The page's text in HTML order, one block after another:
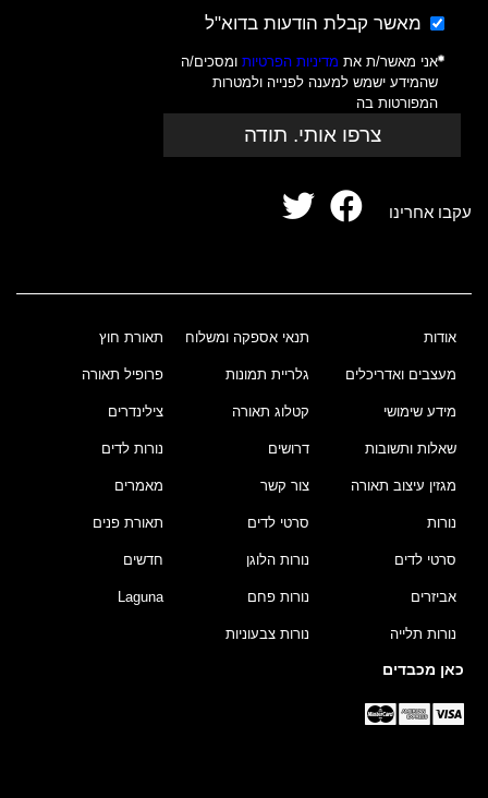
מאשר קבלת הודעות בדוא"ל
אני מאשר/ת את מדיניות הפרטיותומסכים/ה
שהמידע ישמש למענה לפנייה ולמטרות
המפורטות בה
צרפו אותי. תודה
עקבו אחרינו
אודות
מעצבים ואדריכלים
מידע שימושי
שאלות ותשובות
מגזין עיצוב תאורה
תנאי אספקה ומשלוח
גלריית תמונות
קטלוג תאורה
דרושים
צור קשר
תאורת חוץ
פרופיל תאורה
צילינדרים
נורות לדים
מאמרים
נורות
סרטי לדים
אביזרים
נורות תלייה
סרטי לדים
נורות הלוגן
נורות פחם
נורות צבעוניות
תאורת פנים
חדשים
Laguna
כאן מכבדים